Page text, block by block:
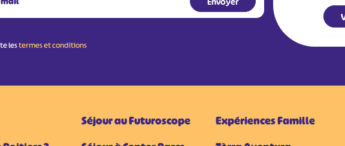
lestermes et conditions
Séjour au Futuroscope
Expériences Famille